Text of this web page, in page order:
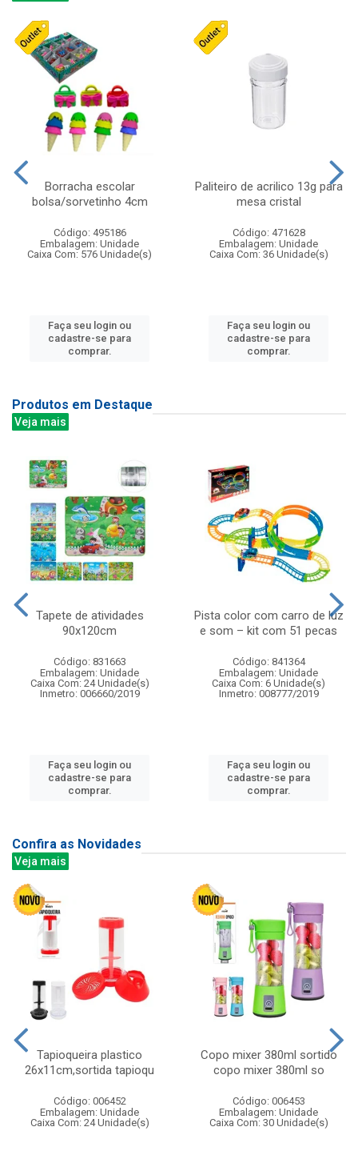
Borracha escolar
bolsa/sorvetinho 4cm
Código: 495186
Embalagem: Unidade
Caixa Com: 576 Unidade(s)
Faça seu login ou
cadastre-se para
comprar.
Paliteiro de acrilico 13g para
mesa cristal
Código: 471628
Embalagem: Unidade
Caixa Com: 36 Unidade(s)
Faça seu login ou
cadastre-se para
comprar.
Produtos em Destaque
Veja mais
Tapete de atividades
90x120cm
Código: 831663
Embalagem: Unidade
Caixa Com: 24 Unidade(s)
Inmetro: 006660/2019
Faça seu login ou
cadastre-se para
comprar.
Pista color com carro de luz
e som – kit com 51 pecas
Código: 841364
Embalagem: Unidade
Caixa Com: 6 Unidade(s)
Inmetro: 008777/2019
Faça seu login ou
cadastre-se para
comprar.
Confira as Novidades
Veja mais
Tapioqueira plastico
26x11cm,sortida tapioqu
Código: 006452
Embalagem: Unidade
Caixa Com: 24 Unidade(s)
Copo mixer 380ml sortido
copo mixer 380ml so
Código: 006453
Embalagem: Unidade
Caixa Com: 30 Unidade(s)